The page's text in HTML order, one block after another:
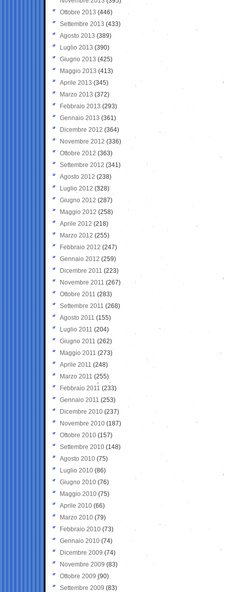
Ottobre 2013 (446)
Settembre 2013 (433)
Agosto 2013 (389)
Luglio 2013 (390)
Giugno 2013 (425)
Maggio 2013 (413)
Aprile 2013 (345)
Marzo 2013 (372)
Febbraio 2013 (293)
Gennaio 2013 (361)
Dicembre 2012 (364)
Novembre 2012 (336)
Ottobre 2012 (363)
Settembre 2012 (341)
Agosto 2012 (238)
Luglio 2012 (328)
Giugno 2012 (287)
Maggio 2012 (258)
Aprile 2012 (218)
Marzo 2012 (255)
Febbraio 2012 (247)
Gennaio 2012 (259)
Dicembre 2011 (223)
Novembre 2011 (267)
Ottobre 2011 (283)
Settembre 2011 (268)
Agosto 2011 (155)
Luglio 2011 (204)
Giugno 2011 (262)
Maggio 2011 (273)
Aprile 2011 (248)
Marzo 2011 (255)
Febbraio 2011 (233)
Gennaio 2011 (253)
Dicembre 2010 (237)
Novembre 2010 (187)
Ottobre 2010 (157)
Settembre 2010 (148)
Agosto 2010 (75)
Luglio 2010 (86)
Giugno 2010 (76)
Maggio 2010 (75)
Aprile 2010 (66)
Marzo 2010 (79)
Febbraio 2010 (73)
Gennaio 2010 (74)
Dicembre 2009 (74)
Novembre 2009 (83)
Ottobre 2009 (90)
Settembre 2009 (83)